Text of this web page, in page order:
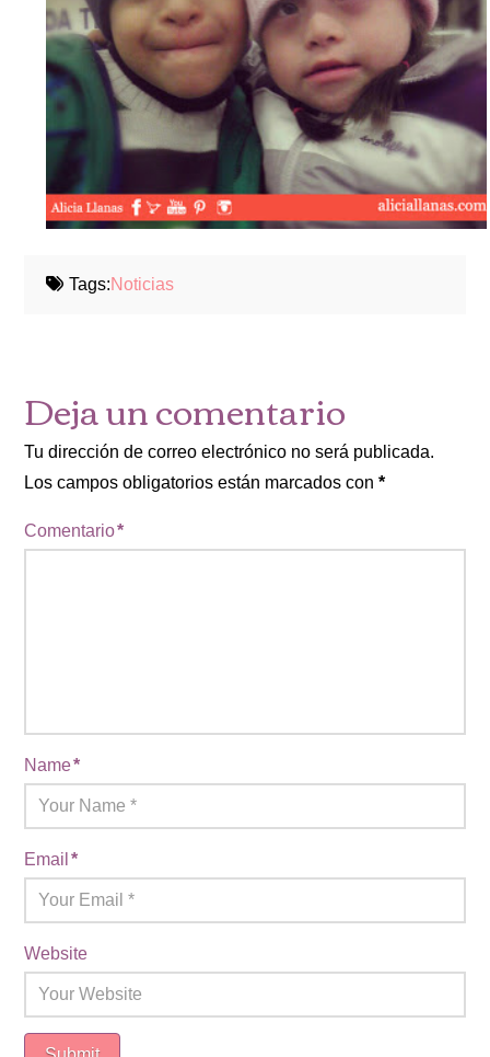
Tags:Noticias
Deja un comentario
Tu dirección de correo electrónico no será publicada.
Los campos obligatorios están marcados con*
Comentario*
Name*
Email*
Website